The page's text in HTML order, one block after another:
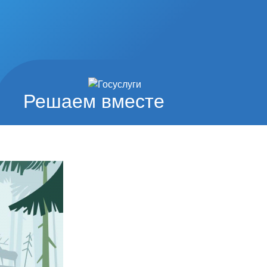
Решаем вместе